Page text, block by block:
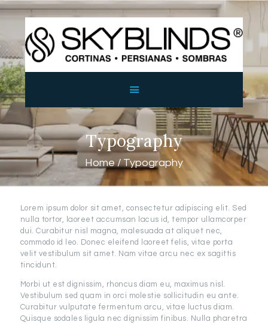
Typography
Home Typography
SKYBLINDS
Persianas y Sombras
PRODUCTOS
BLOG
CONTACTO
Lorem ipsum dolor sit amet, consectetur adipiscing elit. Sed
nulla tortor, laoreet accumsan lacus id, tempor ullamcorper
dui. Curabitur nisl magna, malesuada at aliquet nec,
commodo id leo. Donec eleifend laoreet felis, vitae porta
velit vestibulum sit amet. Nam vitae arcu nec ex sagittis
tincidunt.
Morbi ut est dignissim, rhoncus diam eu, maximus nisl.
Vestibulum sed quam in orci molestie sollicitudin eu ante.
Curabitur vulputate fermentum arcu, vitae luctus diam.
Quisque sodales ligula nec dignissim finibus. Nulla pharetra